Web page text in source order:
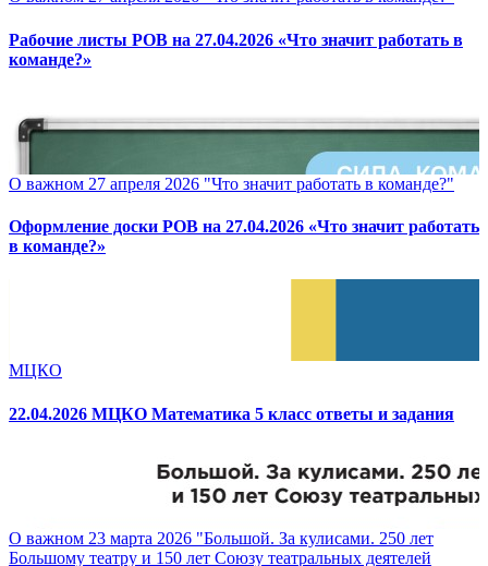
Рабочие листы РОВ на 27.04.2026 «Что значит работать в
команде?»
О важном 27 апреля 2026 "Что значит работать в команде?"
Оформление доски РОВ на 27.04.2026 «Что значит работать
в команде?»
МЦКО
22.04.2026 МЦКО Математика 5 класс ответы и задания
О важном 23 марта 2026 "Большой. За кулисами. 250 лет
Большому театру и 150 лет Союзу театральных деятелей